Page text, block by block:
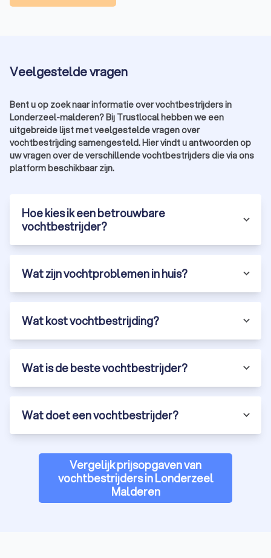
Veelgestelde vragen
Bent u op zoek naar informatie over vochtbestrijders in
Londerzeel-malderen? Bij Trustlocal hebben we een
uitgebreide lijst met veelgestelde vragen over
vochtbestrijding samengesteld. Hier vindt u antwoorden op
uw vragen over de verschillende vochtbestrijders die via ons
platform beschikbaar zijn.
Hoe kies ik een betrouwbare
vochtbestrijder?
Wat zijn vochtproblemen in huis?
Wat kost vochtbestrijding?
Wat is de beste vochtbestrijder?
Wat doet een vochtbestrijder?
Vergelijk prijsopgaven van
vochtbestrijders in Londerzeel
Malderen